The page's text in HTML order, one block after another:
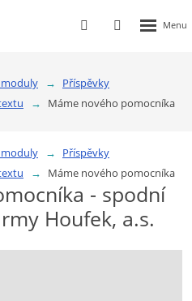
Vyhledávání
Přihlášení
Příspěvky
Máme nového pomocníka
Příspěvky
Máme nového pomocníka
- spodní
Houfek, a.s.